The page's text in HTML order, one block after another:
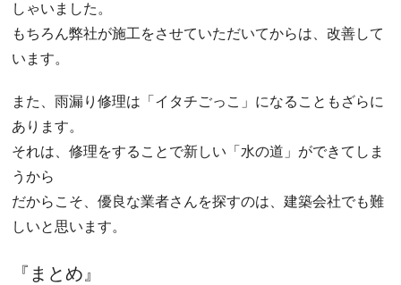
しゃいました。
もちろん弊社が施工をさせていただいてからは、改善して
います。
また、雨漏り修理は「イタチごっこ」になることもざらに
あります。
それは、修理をすることで新しい「水の道」ができてしま
うから
だからこそ、優良な業者さんを探すのは、建築会社でも難
しいと思います。
『まとめ』